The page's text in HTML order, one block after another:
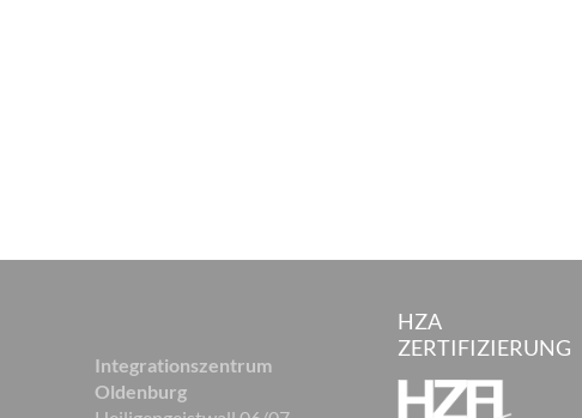
Integrationszentrum
Oldenburg
HZA
ZERTIFIZIERUNG